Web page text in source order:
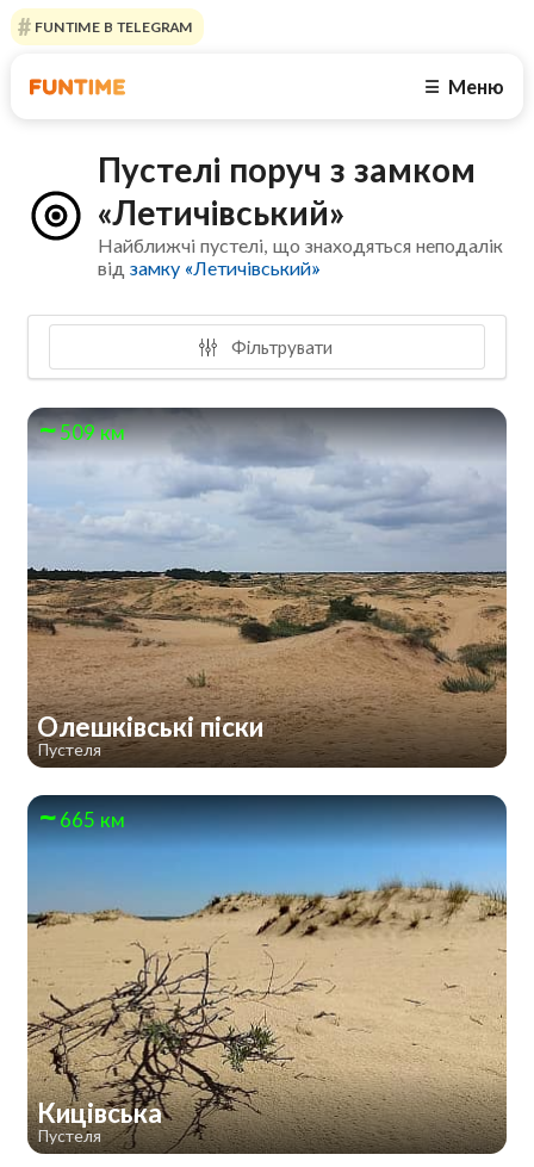
FUNTIME В TELEGRAM
☰ Меню
Пустелі поруч з замком
«Летичівський»
Найближчі пустелі, що знаходяться неподалік
відзамку «Летичівський»
Фільтрувати
509 км
Олешківські піски
Пустеля
665 км
Кицівська
Пустеля